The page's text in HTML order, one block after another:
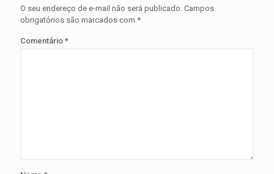
O seu endereço de e-mail não será publicado. Campos
obrigatórios são marcados com *
Comentário *